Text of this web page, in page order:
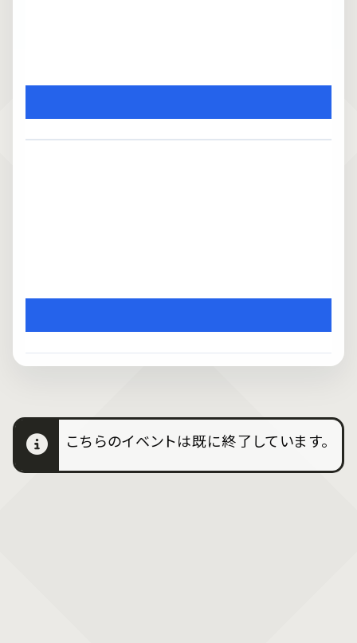
こちらのイベントは既に終了しています。